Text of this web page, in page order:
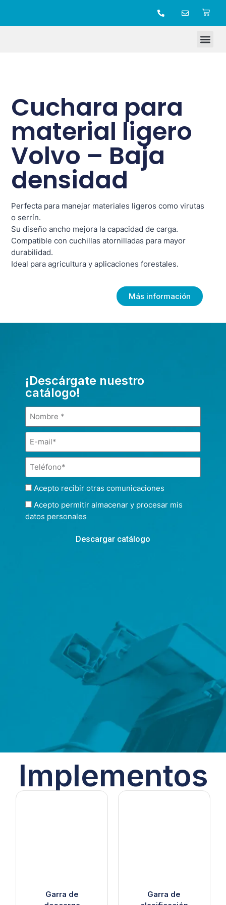
Cuchara para
material ligero
Volvo – Baja
densidad
Perfecta para manejar materiales ligeros como virutas
o serrín.
Su diseño ancho mejora la capacidad de carga.
Compatible con cuchillas atornilladas para mayor
durabilidad.
Ideal para agricultura y aplicaciones forestales.
Más información
¡Descárgate nuestro
catálogo!
Acepto recibir otras comunicaciones
Acepto permitir almacenar y procesar mis
datos personales
Descargar catálogo
Implementos
Garra de
Garra de